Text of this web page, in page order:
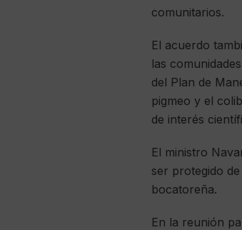
comunitarios.
El acuerdo
las
del Plan de
pigmeo y el
de interés
El ministro
ser protegido
bocatoreña.
En la reunión